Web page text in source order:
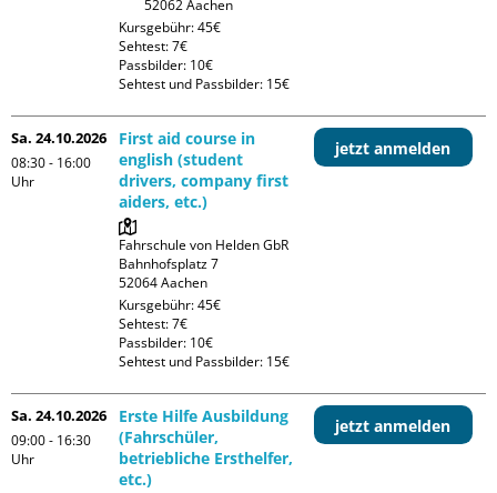
Kursgebühr: 45€
Sehtest: 7€
Passbilder: 10€
Sehtest und Passbilder: 15€
Sa. 24.10.2026
08:30 - 16:00
Uhr
First aid course in
english (student
drivers, company first
aiders, etc.)
Fahrschule von Helden GbR
Bahnhofsplatz 7
Kursgebühr: 45€
Sehtest: 7€
Passbilder: 10€
Sehtest und Passbilder: 15€
jetzt anmelden
Sa. 24.10.2026
09:00 - 16:30
Uhr
Erste Hilfe Ausbildung
(Fahrschüler,
betriebliche Ersthelfer,
etc.)
jetzt anmelden